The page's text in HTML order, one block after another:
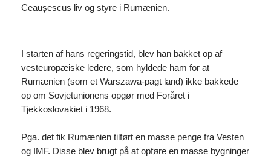
Ceaușescus liv og styre i Rumænien.
I starten af hans regeringstid, blev han bakket op af
vesteuropæiske ledere, som hyldede ham for at
Rumænien (som et Warszawa-pagt land) ikke bakkede
op om Sovjetunionens opgør med Foråret i
Tjekkoslovakiet i 1968.
Pga. det fik Rumænien tilført en masse penge fra Vesten
og IMF. Disse blev brugt på at opføre en masse bygninger